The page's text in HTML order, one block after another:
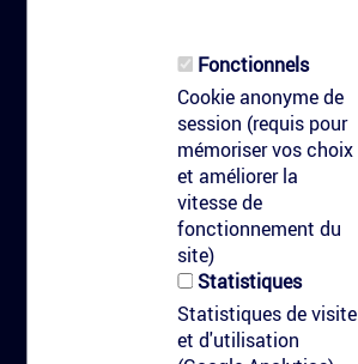
Fonctionnels
Cookie anonyme de
session (requis pour
mémoriser vos choix
et améliorer la
vitesse de
fonctionnement du
site)
Statistiques
Statistiques de visite
et d'utilisation
Marquage au sol
Marquage au sol communicant
Marquage avec peinture
Marquage à l'eau haute pression
Nudge marketing & urbain
Pourquoi le marquage au sol?